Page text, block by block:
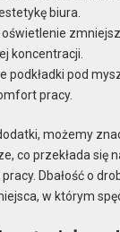
biura.
koncentracji.
podkładki pod
pracy.
możemy
co przekłada się
Dbałość o
w którym